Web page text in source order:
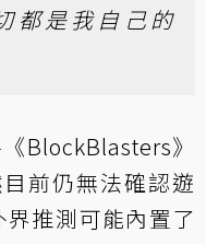
都是我自己的
BlockBlasters》
前仍無法確認遊
推測可能內置了